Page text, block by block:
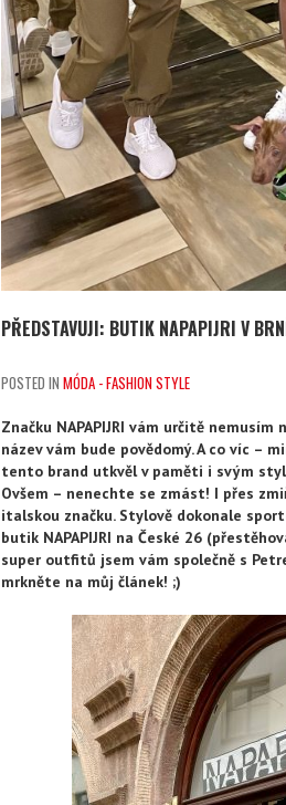
PŘEDSTAVUJI: BUTIK NAPAPIJRI V
POSTED IN MÓDA - FASHION STYLE
Značku NAPAPIJRI vám určitě
název vám bude povědomý. A co víc –
tento brand utkvěl v paměti i svým
Ovšem – nenechte se zmást! I přes
italskou značku. Stylově dokonale
butik NAPAPIJRI na České 26
super outfitů jsem vám společně s
mrkněte na můj článek! ;)